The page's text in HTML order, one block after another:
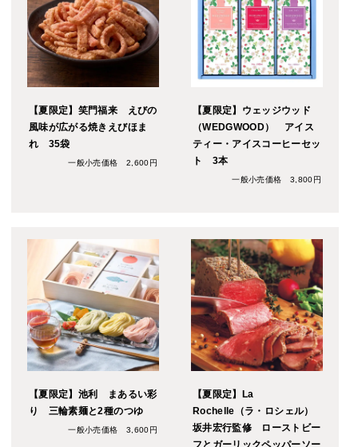
【夏限定】笑門福来 えびの
風味が広がる焼きえびほま
れ 35袋
一般小売価格 2,600円
【夏限定】ウェッジウッド
（WEDGWOOD） アイス
ティー・アイスコーヒーセッ
ト 3本
一般小売価格 3,800円
【夏限定】池利 まあるい彩
り 三輪素麺と2種のつゆ
一般小売価格 3,600円
【夏限定】La
Rochelle（ラ・ロシェル）
坂井宏行監修 ローストビー
フとガーリックペッパーソー